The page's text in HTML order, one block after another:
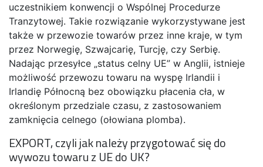
uczestnikiem konwencji o Wspólnej Procedurze
Tranzytowej. Takie rozwiązanie wykorzystywane jest
także w przewozie towarów przez inne kraje, w tym
przez Norwegię, Szwajcarię, Turcję, czy Serbię.
Nadając przesyłce „status celny UE” w Anglii, istnieje
możliwość przewozu towaru na wyspę Irlandii i
Irlandię Północną bez obowiązku płacenia cła, w
określonym przedziale czasu, z zastosowaniem
zamknięcia celnego (ołowiana plomba).
EXPORT, czyli jak należy przygotować się do
wywozu towaru z UE do UK?